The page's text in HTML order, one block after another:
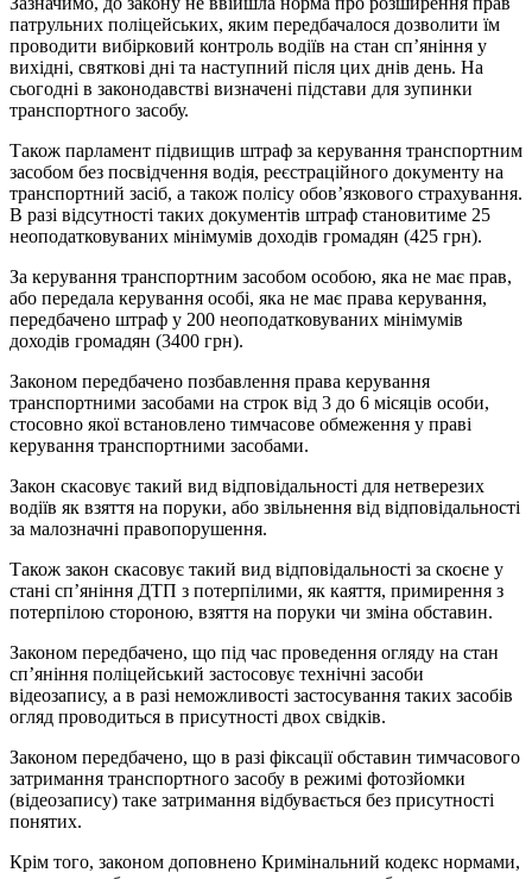
патрульних поліцейських, яким передбачалося дозволити їм
проводити вибірковий контроль водіїв на стан сп’яніння у
вихідні, святкові дні та наступний після цих днів день. На
сьогодні в законодавстві визначені підстави для зупинки
транспортного засобу.
Також парламент підвищив штраф за керування транспортним
засобом без посвідчення водія, реєстраційного документу на
транспортний засіб, а також полісу обов’язкового страхування.
В разі відсутності таких документів штраф становитиме 25
неоподатковуваних мінімумів доходів громадян (425 грн).
За керування транспортним засобом особою, яка не має прав,
або передала керування особі, яка не має права керування,
передбачено штраф у 200 неоподатковуваних мінімумів
доходів громадян (3400 грн).
Законом передбачено позбавлення права керування
транспортними засобами на строк від 3 до 6 місяців особи,
стосовно якої встановлено тимчасове обмеження у праві
керування транспортними засобами.
Закон скасовує такий вид відповідальності для нетверезих
водіїв як взяття на поруки, або звільнення від відповідальності
за малозначні правопорушення.
Також закон скасовує такий вид відповідальності за скоєне у
стані сп’яніння ДТП з потерпілими, як каяття, примирення з
потерпілою стороною, взяття на поруки чи зміна обставин.
Законом передбачено, що під час проведення огляду на стан
сп’яніння поліцейський застосовує технічні засоби
відеозапису, а в разі неможливості застосування таких засобів
огляд проводиться в присутності двох свідків.
Законом передбачено, що в разі фіксації обставин тимчасового
затримання транспортного засобу в режимі фотозйомки
(відеозапису) таке затримання відбувається без присутності
понятих.
Крім того, законом доповнено Кримінальний кодекс нормами,